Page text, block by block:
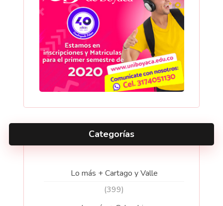
Categorías
Lo más + Cartago y Valle
(399)